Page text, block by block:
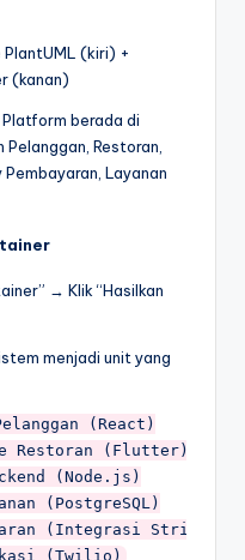
PlantUML (kiri) +
(kanan)
berada di
Restoran,
Layanan
→ Klik “Hasilkan
menjadi unit yang
(React)
Restoran (Flutter)
(Node.js)
(PostgreSQL)
(Integrasi Stripe)